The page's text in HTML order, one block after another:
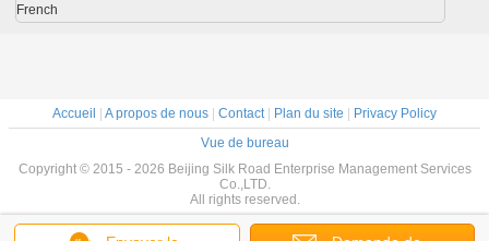
French
Accueil | A propos de nous | Contact| Plan du site | Privacy Policy
Vue de bureau
Copyright © 2015 - 2026 Beijing Silk Road Enterprise Management Services
Co.,LTD.
All rights reserved.